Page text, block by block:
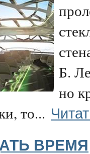
Б.
но
то...
ВРЕМЯ